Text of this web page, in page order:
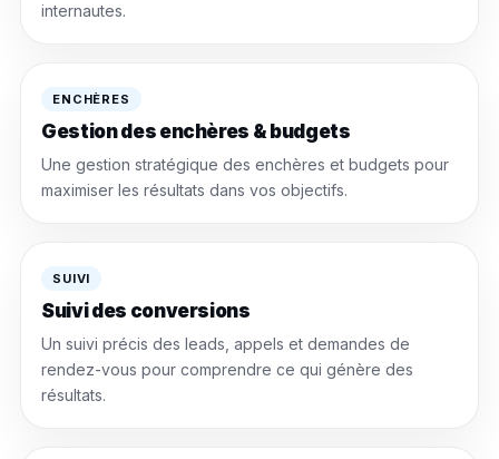
internautes.
ENCHÈRES
Gestion des enchères & budgets
Une gestion stratégique des enchères et budgets pour
maximiser les résultats dans vos objectifs.
SUIVI
Suivi des conversions
Un suivi précis des leads, appels et demandes de
rendez-vous pour comprendre ce qui génère des
résultats.